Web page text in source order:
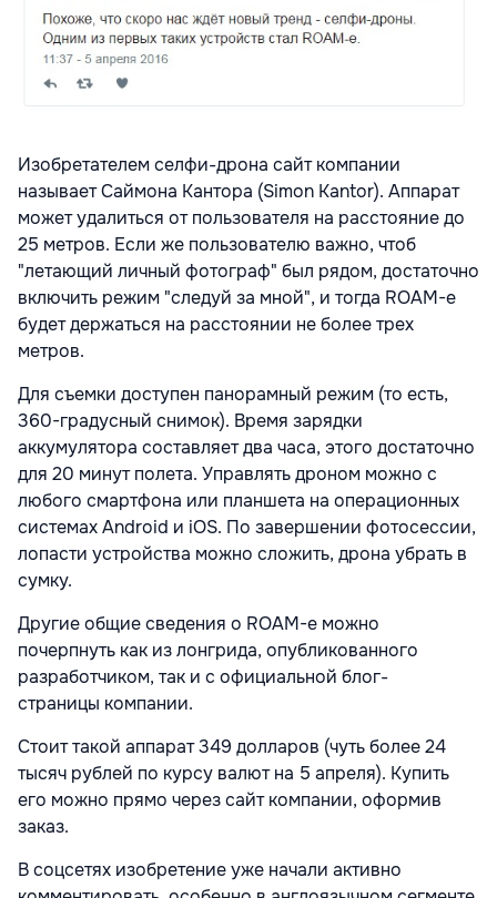
Изобретателем селфи-дрона сайт компании
называет Саймона Кантора (Simon Kantor). Аппарат
может удалиться от пользователя на расстояние до
25 метров. Если же пользователю важно, чтоб
"летающий личный фотограф" был рядом, достаточно
включить режим "следуй за мной", и тогда ROAM-e
будет держаться на расстоянии не более трех
метров.
Для съемки доступен панорамный режим (то есть,
360-градусный снимок). Время зарядки
аккумулятора составляет два часа, этого достаточно
для 20 минут полета. Управлять дроном можно с
любого смартфона или планшета на операционных
системах Android и iOS. По завершении фотосессии,
лопасти устройства можно сложить, дрона убрать в
сумку.
Другие общие сведения о ROAM-e можно
почерпнуть как из лонгрида, опубликованного
разработчиком, так и с официальной блог-
страницы компании.
Стоит такой аппарат 349 долларов (чуть более 24
тысяч рублей по курсу валют на 5 апреля). Купить
его можно прямо через сайт компании, оформив
заказ.
В соцсетях изобретение уже начали активно